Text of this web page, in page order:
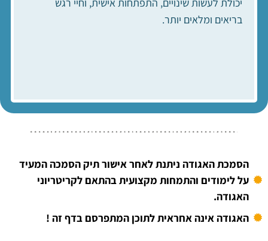
בריאים ומלאים יותר.
הסמכת האגודה ניתנת לאחר אישור תיק הסמכה המעיד
על לימודים והתמחות מקצועית בהתאם לקריטריוני
האגודה.
האגודה אינה אחראית לתוכן המתפרסם בדף זה !